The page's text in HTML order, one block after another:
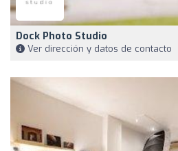
Dock Photo Studio
Ver dirección y datos de contacto